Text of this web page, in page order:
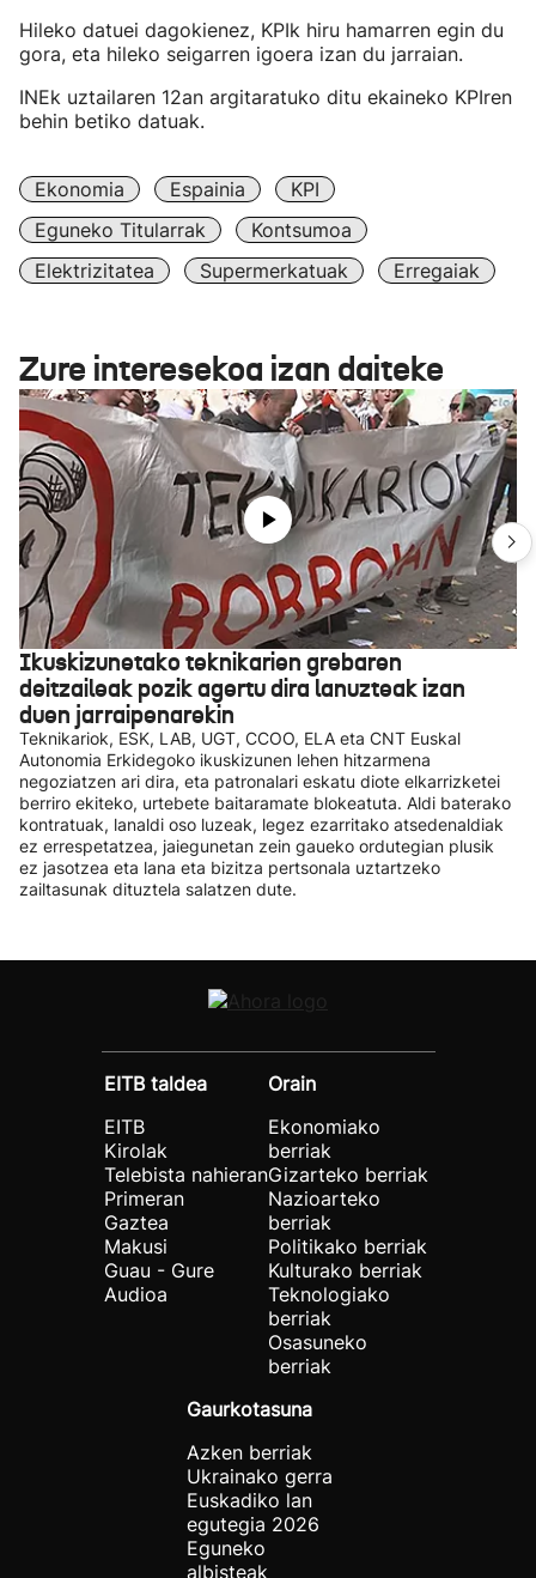
Hileko datuei dagokienez, KPIk hiru hamarren egin du
gora, eta hileko seigarren igoera izan du jarraian.
INEk uztailaren 12an argitaratuko ditu ekaineko KPIren
behin betiko datuak.
Ekonomia Espainia
KPI
Eguneko Titularrak
Kontsumoa
Elektrizitatea
Supermerkatuak Erregaiak
Zure interesekoa izan daiteke
Ikuskizunetako teknikarien grebaren
deitzaileak pozik agertu dira lanuzteak izan
duen jarraipenarekin
Teknikariok, ESK, LAB, UGT, CCOO, ELA eta CNT Euskal
Autonomia Erkidegoko ikuskizunen lehen hitzarmena
negoziatzen ari dira, eta patronalari eskatu diote elkarrizketei
berriro ekiteko, urtebete baitaramate blokeatuta. Aldi baterako
kontratuak, lanaldi oso luzeak, legez ezarritako atsedenaldiak
ez errespetatzea, jaiegunetan zein gaueko ordutegian plusik
ez jasotzea eta lana eta bizitza pertsonala uztartzeko
zailtasunak dituztela salatzen dute.
EITB taldea
EITB
Kirolak
Telebista nahieran
Primeran
Gaztea
Makusi
Guau - Gure
Audioa
Orain
Ekonomiako
berriak
Gizarteko berriak
Nazioarteko
berriak
Politikako berriak
Kulturako berriak
Teknologiako
berriak
Osasuneko
berriak
Gaurkotasuna
Azken berriak
Ukrainako gerra
Euskadiko lan
egutegia 2026
Eguneko
albisteak